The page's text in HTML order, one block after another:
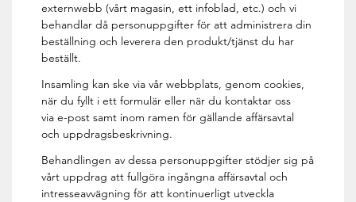
externwebb (vårt magasin, ett infoblad, etc.) och vi
behandlar då personuppgifter för att administrera din
beställning och leverera den produkt/tjänst du har
beställt.
Insamling kan ske via vår webbplats, genom cookies,
när du fyllt i ett formulär eller när du kontaktar oss
via e-post samt inom ramen för gällande affärsavtal
och uppdragsbeskrivning.
Behandlingen av dessa personuppgifter stödjer sig på
vårt uppdrag att fullgöra ingångna affärsavtal och
intresseavvägning för att kontinuerligt utveckla